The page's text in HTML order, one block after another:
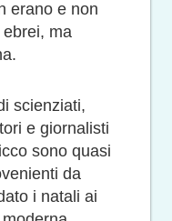
erano e non
ma
scienziati,
e giornalisti
sono quasi
da
i natali ai